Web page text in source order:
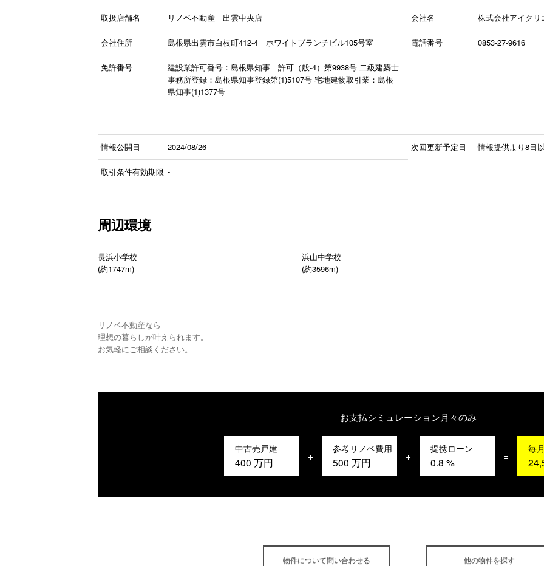
取扱店舗名 リノベ不動産｜出雲中央店 会社名 株式会社アイクリ
会社住所 島根県出雲市白枝町412-4 ホワイトブランチビル105号室 電話番号 0853-27-9616
免許番号
建設業許可番号：島根県知事 許可（般-4）第9938号 二級建築士
事務所登録：島根県知事登録第(1)5107号 宅地建物取引業：島根
県知事(1)1377号
情報公開日 2024/08/26 次回更新予定日 情報提供より8日
取引条件有効期限 -
周辺環境
長浜小学校
(約1747m)
浜山中学校
(約3596m)
リノベ不動産なら
理想の暮らしが叶えられます。
お気軽にご相談ください。
お支払シミュレーション月々のみ
中古売戸建
400 万円 +
参考リノベ費用
500 万円 +
提携ローン
0.8 % =
毎
物件について問い合わせる 他の物件を探す